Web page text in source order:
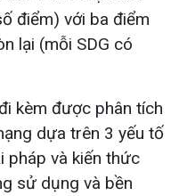
điểm) với ba điểm
lại (mỗi SDG có
kèm được phân tích
dựa trên 3 yếu tố
pháp và kiến thức
sử dụng và bền